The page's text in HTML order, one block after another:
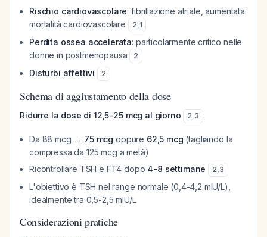
Rischio cardiovascolare: fibrillazione atriale, aumentata
mortalità cardiovascolare
2,1
Perdita ossea accelerata: particolarmente critico nelle
donne in postmenopausa
2
Disturbi affettivi 2
Schema di aggiustamento della dose
Ridurre la dose di 12,5-25 mcg al giorno 2,3 :
Da 88 mcg → 75 mcg oppure 62,5 mcg (tagliando la
compressa da 125 mcg a metà)
Ricontrollare TSH e FT4 dopo 4-8 settimane 2,3
L'obiettivo è TSH nel range normale (0,4-4,2 mIU/L),
idealmente tra 0,5-2,5 mIU/L
Considerazioni pratiche